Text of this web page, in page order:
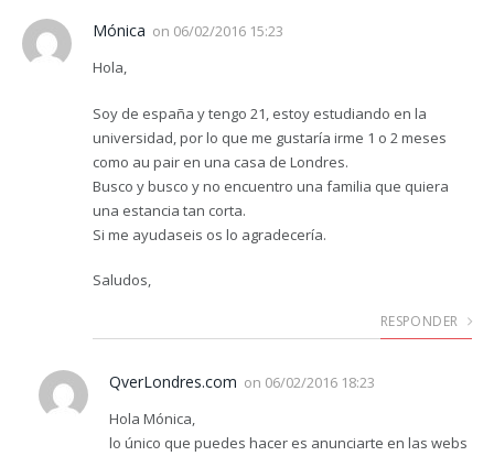
Mónica on 06/02/2016 15:23
Hola,
Soy de españa y tengo 21, estoy estudiando en la
universidad, por lo que me gustaría irme 1 o 2 meses
como au pair en una casa de Londres.
Busco y busco y no encuentro una familia que quiera
una estancia tan corta.
Si me ayudaseis os lo agradecería.
Saludos,
RESPONDER
QverLondres.com on 06/02/2016 18:23
Hola Mónica,
lo único que puedes hacer es anunciarte en las webs